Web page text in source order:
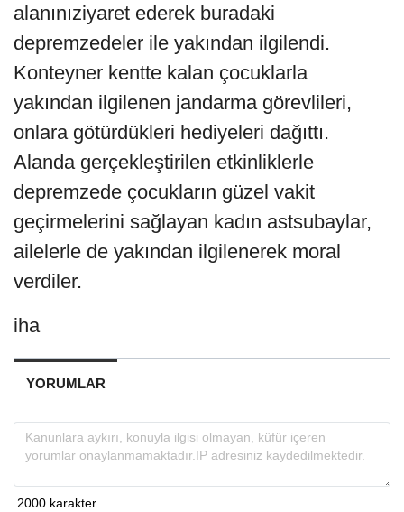
alanınıziyaret ederek buradaki
depremzedeler ile yakından ilgilendi.
Konteyner kentte kalan çocuklarla
yakından ilgilenen jandarma görevlileri,
onlara götürdükleri hediyeleri dağıttı.
Alanda gerçekleştirilen etkinliklerle
depremzede çocukların güzel vakit
geçirmelerini sağlayan kadın astsubaylar,
ailelerle de yakından ilgilenerek moral
verdiler.
iha
YORUMLAR